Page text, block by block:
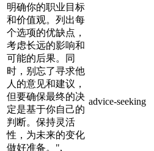
明确你的职业目标
和价值观。列出每
个选项的优缺点，
考虑长远的影响和
可能的后果。同
时，别忘了寻求他
人的意见和建议，
但要确保最终的决
定是基于你自己的
判断。保持灵活
性，为未来的变化
做好准备。",
advice-seeking